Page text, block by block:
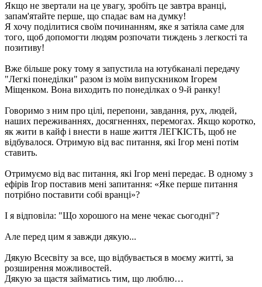
Якщо не звертали на це увагу, зробіть це завтра вранці,
запам'ятайте перше, що спадає вам на думку!
Я хочу поділитися своїм починанням, яке я затіяла саме для
того, щоб допомогти людям розпочати тиждень з легкості та
позитиву!
Вже більше року тому я запустила на ютубканалі передачу
"Легкі понеділки" разом із моїм випускником Ігорем
Міщенком. Вона виходить по понеділках о 9-й ранку!
Говоримо з ним про цілі, перепони, завдання, рух, людей,
наших переживаннях, досягненнях, перемогах. Якщо коротко,
як жити в кайф і внести в наше життя ЛЕГКІСТЬ, щоб не
відбувалося. Отримую від вас питання, які Ігор мені потім
ставить.
Отримуємо від вас питання, які Ігор мені передає. В одному з
ефірів Ігор поставив мені запитання: «Яке перше питання
потрібно поставити собі вранці»?
І я відповіла: "Що хорошого на мене чекає сьогодні"?
Але перед цим я завжди дякую...
Дякую Всесвіту за все, що відбувається в моєму житті, за
розширення можливостей.
Дякую за щастя займатись тим, що люблю…